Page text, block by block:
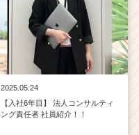
2025.05.24
【入社6年目】 法人コンサルティ
ング責任者 社員紹介！！